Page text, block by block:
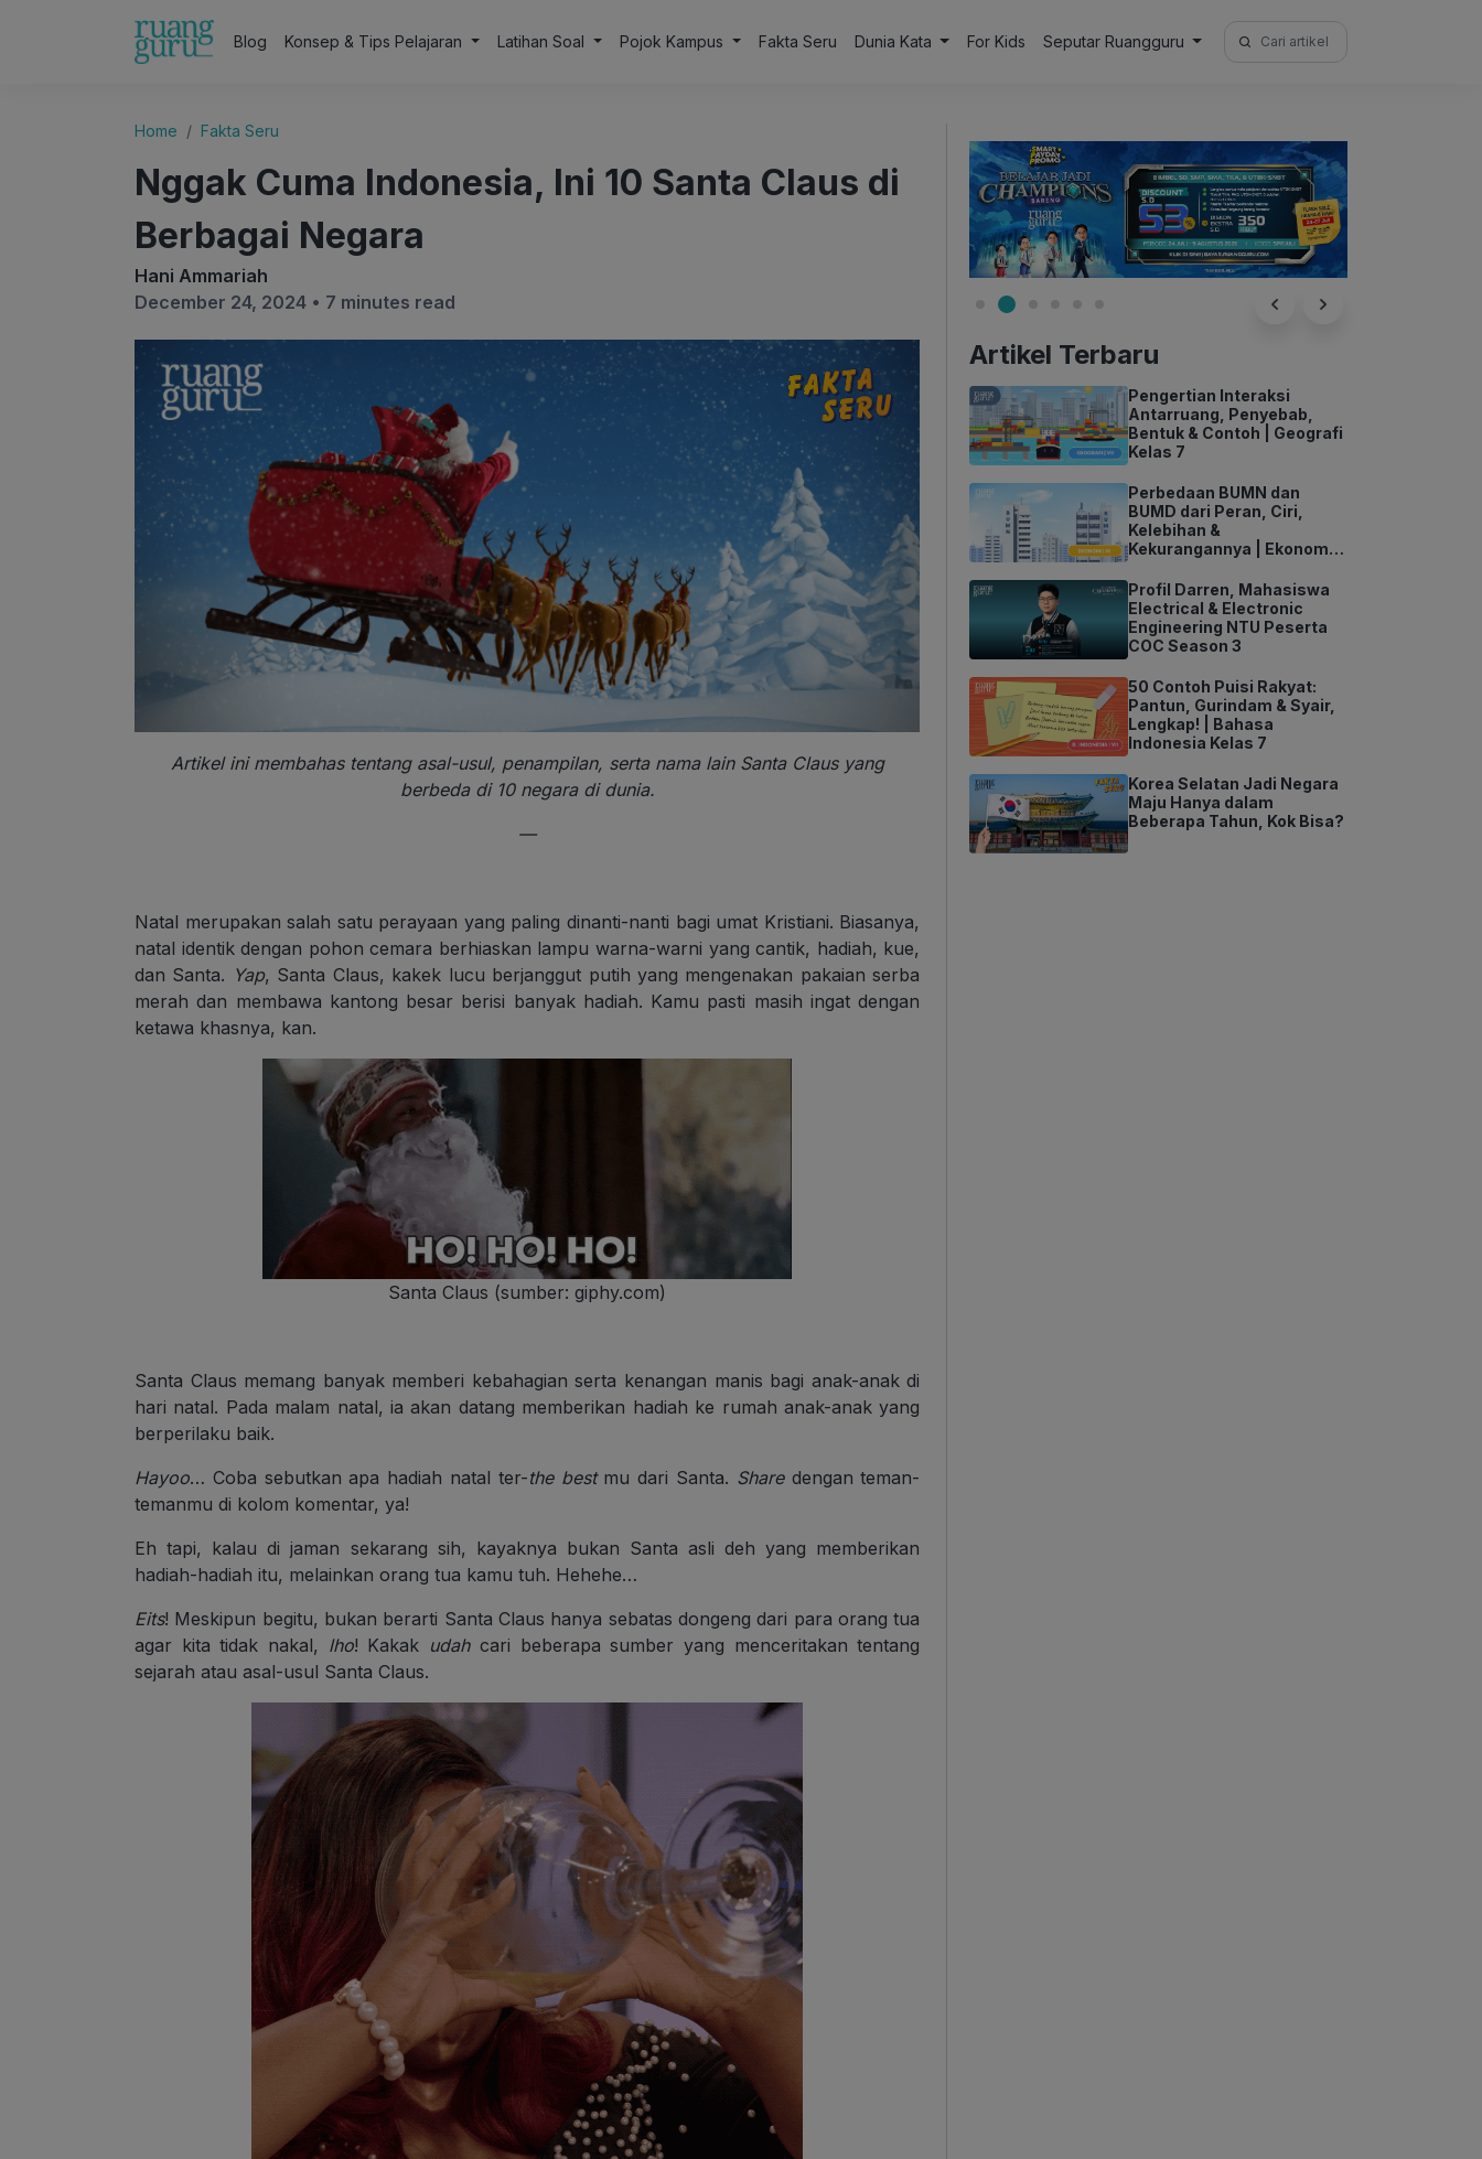
Blog Konsep & Tips Pelajaran Latihan Soal Pojok Kampus Fakta Seru Dunia Kata For Kids Seputar Ruangguru
Search
for:
Home Fakta Seru
Nggak Cuma Indonesia, Ini 10 Santa Claus di
Berbagai Negara
Hani Ammariah
December 24, 2024 • 7 minutes read
Artikel ini membahas tentang asal-usul, penampilan, serta nama lain Santa Claus yang
berbeda di 10 negara di dunia.
—
Natal merupakan salah satu perayaan yang paling dinanti-nanti bagi umat Kristiani. Biasanya,
natal identik dengan pohon cemara berhiaskan lampu warna-warni yang cantik, hadiah, kue,
dan Santa. Yap, Santa Claus, kakek lucu berjanggut putih yang mengenakan pakaian serba
merah dan membawa kantong besar berisi banyak hadiah. Kamu pasti masih ingat dengan
ketawa khasnya, kan.
Santa Claus (sumber: giphy.com)
Santa Claus memang banyak memberi kebahagian serta kenangan manis bagi anak-anak di
hari natal. Pada malam natal, ia akan datang memberikan hadiah ke rumah anak-anak yang
berperilaku baik.
Hayoo… Coba sebutkan apa hadiah natal ter-the bestmu dari Santa. Sharedengan teman-
temanmu di kolom komentar, ya!
Eh tapi, kalau di jaman sekarang sih, kayaknya bukan Santa asli deh yang memberikan
hadiah-hadiah itu, melainkan orang tua kamu tuh. Hehehe…
Eits! Meskipun begitu, bukan berarti Santa Claus hanya sebatas dongeng dari para orang tua
agar kita tidak nakal, lho! Kakak udahcari beberapa sumber yang menceritakan tentang
sejarah atau asal-usul Santa Claus.
Artikel Terbaru
Pengertian Interaksi
Antarruang, Penyebab,
Bentuk & Contoh | Geografi
Kelas 7
Perbedaan BUMN dan
BUMD dari Peran, Ciri,
Kelebihan &
Kekurangannya | Ekonomi
Profil Darren, Mahasiswa
Electrical & Electronic
Engineering NTU Peserta
COC Season 3
50 Contoh Puisi Rakyat:
Pantun, Gurindam & Syair,
Lengkap! | Bahasa
Indonesia Kelas 7
Korea Selatan Jadi Negara
Maju Hanya dalam
Beberapa Tahun, Kok Bisa?